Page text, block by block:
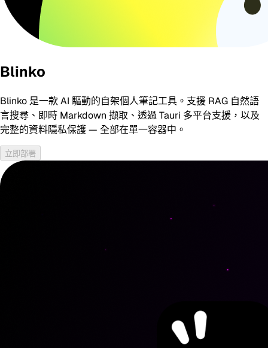
Blinko
Blinko 是一款 AI 驅動的自架個人筆記工具。支援 RAG 自然語
言搜尋、即時 Markdown 擷取、透過 Tauri 多平台支援，以及
完整的資料隱私保護 — 全部在單一容器中。
立即部署